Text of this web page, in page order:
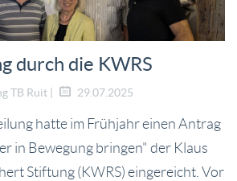
durch die KWRS
TB Ruit | 29.07.2025
hatte im Frühjahr einen Antrag
in Bewegung bringen" der Klaus
Stiftung (KWRS) eingereicht. Vor